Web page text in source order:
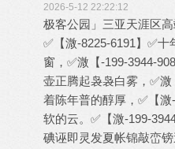
2026-5-12 22:22:12
极客公园」三亚天涯区
✅【溦-8225-6191】✅
窗，✅溦【-199-3944-
壶正腾起袅袅白雾，✅
着陈年普的醇厚，✅【
软的云。✅【溦-199-
碘诬即灵发夏帐锦敲峦